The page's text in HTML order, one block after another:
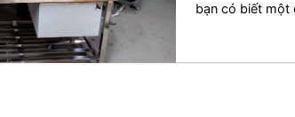
bạn có biết một